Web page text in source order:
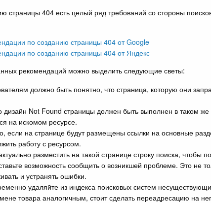
страницы 404 есть целый ряд требований со стороны
по созданию страницы 404 от Google
по созданию страницы 404 от Яндекс
рекомендаций можно выделить следующие светы:
должно быть понятно, что страница, которую они
дизайн Not Found страницы должен быть выполнен в таком
на искомом ресурсе.
если на странице будут размещены ссылки на основные
работу с ресурсом.
разместить на такой странице строку поиска,
возможность сообщить о возникшей проблеме. Это не
и устранять ошибки.
удаляйте из индекса поисковых систем
товара аналогичным, стоит сделать переадресацию на